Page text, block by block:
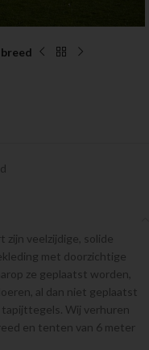
zijn veelzijdige, solide
met doorzichtige
ze geplaatst worden,
al dan niet geplaatst
Wij verhuren
en tenten van 6 meter